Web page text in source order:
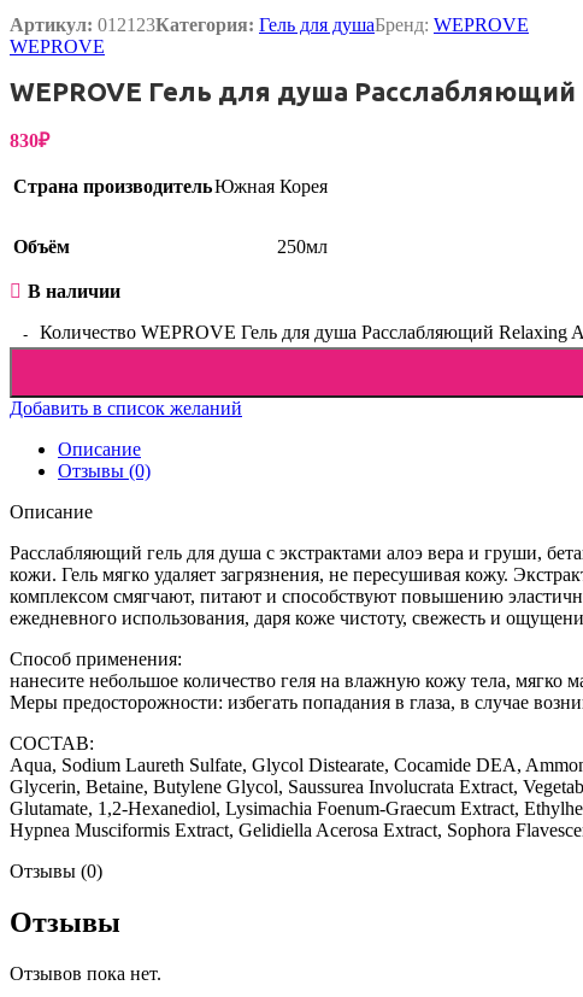
Наборы
Артикул: 012123Категория: Гель для душаБренд: WEPROVE
WEPROVE
WEPROVE Гель для душа Расслабляющий
830₽
Страна производительЮжная Корея
Объём 250мл
В наличии
Количество WEPROVE Гель для душа Расслабляющий Relaxing
Добавить в список желаний
Описание
Отзывы (0)
Описание
Расслабляющий гель для душа с экстрактами алоэ вера и груши,
кожи. Гель мягко удаляет загрязнения, не пересушивая кожу.
комплексом смягчают, питают и способствуют повышению
ежедневного использования, даря коже чистоту, свежесть и
Способ применения:
нанесите небольшое количество геля на влажную кожу тела,
Меры предосторожности: избегать попадания в глаза, в случае
СОСТАВ:
Aqua, Sodium Laureth Sulfate, Glycol Distearate, Cocamide DEA,
Glycerin, Betaine, Butylene Glycol, Saussurea Involucrata Extract,
Glutamate, 1,2-Hexanediol, Lysimachia Foenum-Graecum Extract,
Hypnea Musciformis Extract, Gelidiella Acerosa Extract, Sophora
Отзывы (0)
Отзывы
Отзывов пока нет.